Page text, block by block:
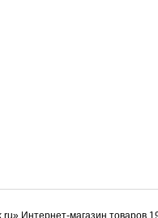
Интернет-магазин товаров